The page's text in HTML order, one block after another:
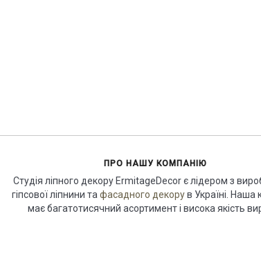
ПРО НАШУ КОМПАНІЮ
Студія ліпного декору ErmitageDecor є лідером з
гіпсової ліпнини та фасадного декорув Україні. Наша
має багатотисячний асортимент і висока якість